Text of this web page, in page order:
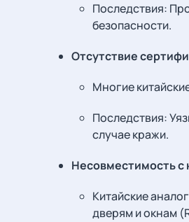
Последствия:
безопасности.
Отсутствие
Многие
Последствия:
случае кражи.
Несовместимость с
Китайские
дверям и окнам